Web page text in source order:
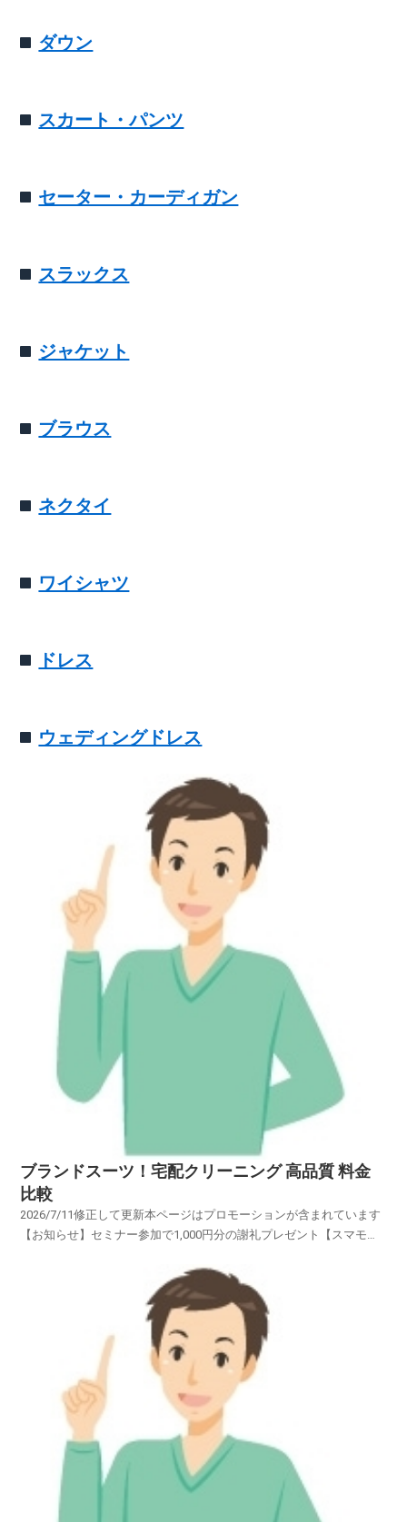
ダウン
スカート・パンツ
セーター・カーディガン
スラックス
ジャケット
ブラウス
ネクタイ
ワイシャツ
ドレス
ウェディングドレス
ブランドスーツ！宅配クリーニング 高品質 料金
比較
2026/7/11修正して更新本ページはプロモーションが含まれています
【お知らせ】セミナー参加で1,000円分の謝礼プレゼント【スマモ
ツ・スカート・ブラウス・ワンピース・カーディガン・礼
服」・・・・・オーダーメイドの高級衣類・・・・ブラン...